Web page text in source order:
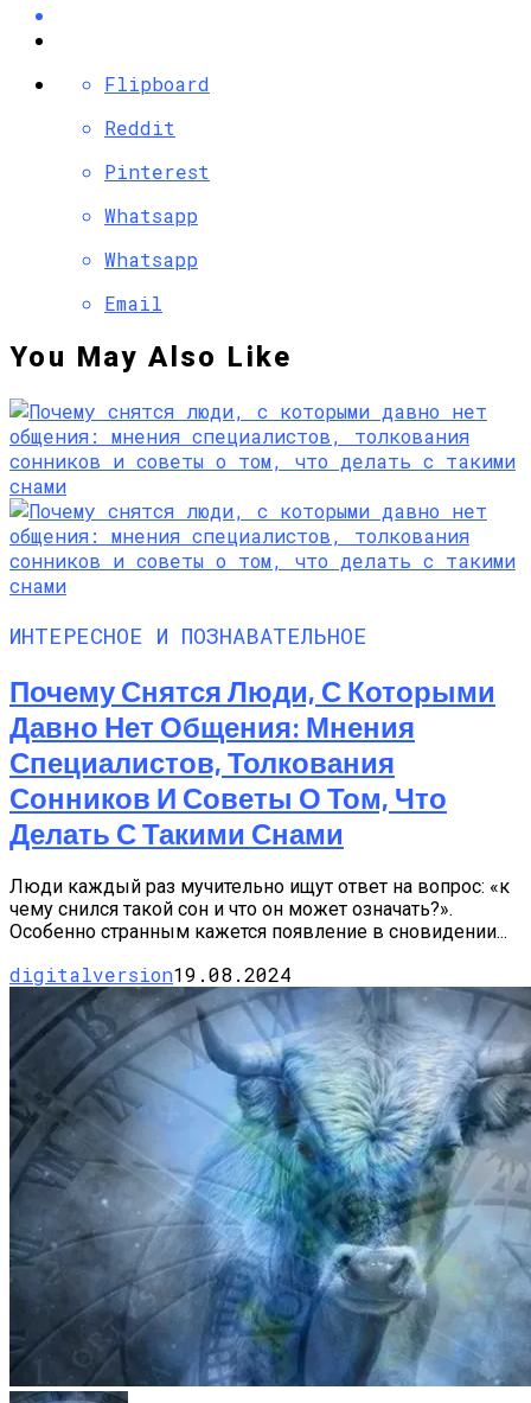
Flipboard
Reddit
Pinterest
Whatsapp
Whatsapp
Email
You May Also Like
ИНТЕРЕСНОЕ И ПОЗНАВАТЕЛЬНОЕ
Почему Снятся Люди, С Которыми
Давно Нет Общения: Мнения
Специалистов, Толкования
Сонников И Советы О Том, Что
Делать С Такими Снами
Люди каждый раз мучительно ищут ответ на вопрос: «к
чему снился такой сон и что он может означать?».
Особенно странным кажется появление в сновидении...
digitalversion19.08.2024